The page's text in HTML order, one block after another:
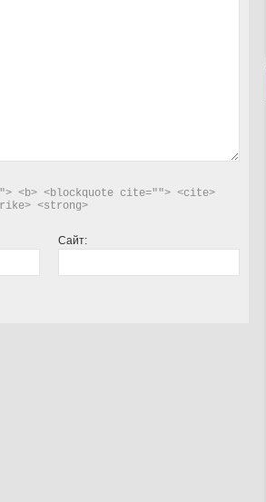
<b> <blockquote cite=""> <cite>
<strong>
Сайт: